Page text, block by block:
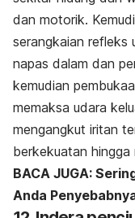
dan motorik.
serangkaian refleks
napas dalam dan
kemudian
memaksa udara
mengangkut iritan
berkekuatan
BACA JUGA:
Anda